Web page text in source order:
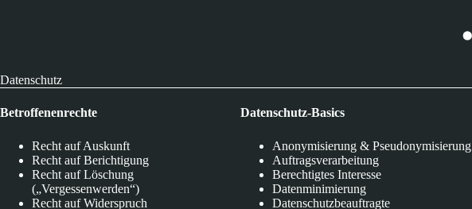
Datenschutz
Betroffenenrechte
Recht auf Auskunft
Recht auf Berichtigung
Recht auf Löschung
(„Vergessenwerden“)
Recht auf Widerspruch
Datenschutz-Basics
Anonymisierung & Pseudonymisierung
Auftragsverarbeitung
Berechtigtes Interesse
Datenminimierung
Datenschutzbeauftragte